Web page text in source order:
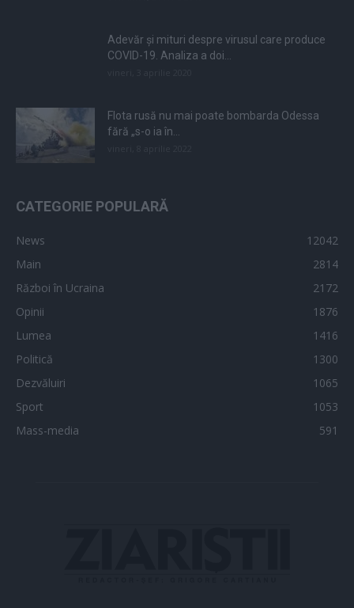
Adevăr și mituri despre virusul care produce
COVID-19. Analiza a doi...
Flota rusă nu mai poate bombarda Odessa
fără „s-o ia în...
CATEGORIE POPULARĂ
News
12042
Main
2814
Război în Ucraina
2172
Opinii
1876
Lumea
1416
Politică
1300
Dezvăluiri
1065
Sport
1053
Mass-media
591